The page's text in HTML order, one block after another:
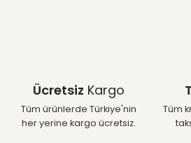
Ücretsiz Kargo
Tüm ürünlerde Türkiye'nin
her yerine kargo ücretsiz.
Tüm